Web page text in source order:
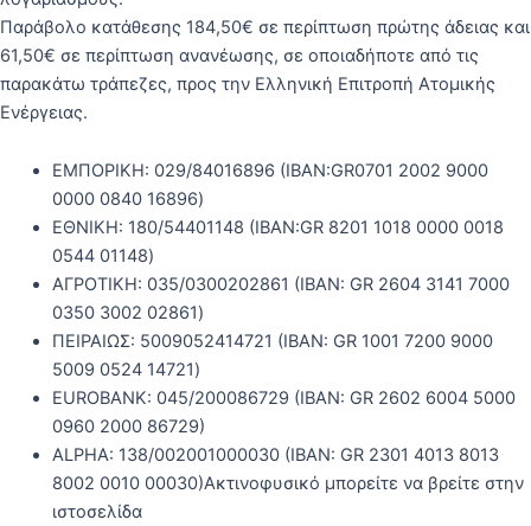
Παράβολο κατάθεσης 184,50€ σε περίπτωση πρώτης άδειας και
61,50€ σε περίπτωση ανανέωσης, σε οποιαδήποτε από τις
παρακάτω τράπεζες, προς την Ελληνική Επιτροπή Ατομικής
Ενέργειας.
ΕΜΠΟΡΙΚΗ: 029/84016896 (ΙΒΑΝ:GR0701 2002 9000
0000 0840 16896)
ΕΘΝΙΚΗ: 180/54401148 (ΙΒΑΝ:GR 8201 1018 0000 0018
0544 01148)
ΑΓΡΟΤΙΚΗ: 035/0300202861 (IBAN: GR 2604 3141 7000
0350 3002 02861)
ΠΕΙΡΑΙΩΣ: 5009052414721 (IBAN: GR 1001 7200 9000
5009 0524 14721)
EUROBANK: 045/200086729 (IBAN: GR 2602 6004 5000
0960 2000 86729)
ALPHA: 138/002001000030 (IBAN: GR 2301 4013 8013
8002 0010 00030)Ακτινοφυσικό μπορείτε να βρείτε στην
ιστοσελίδα